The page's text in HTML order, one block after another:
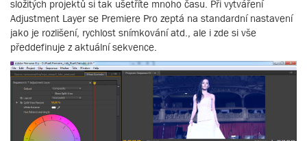
složitých projektů si tak ušetříte mnoho času. Při vytváření
Adjustment Layer se Premiere Pro zeptá na standardní nastavení
jako je rozlišení, rychlost snímkování atd., ale i zde si vše
předdefinuje z aktuální sekvence.